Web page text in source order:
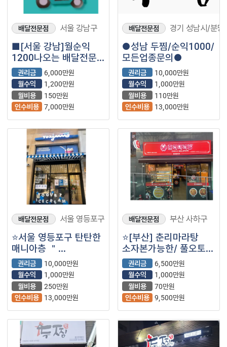
배달전문점 서울 강남구
■[서울 강남]월순익
1200나오는 배달전문
매장
저렴하게나왔습니다.■
권리금
6,000만원
월수익
1,200만원
월비용
150만원
인수비용 7,000만원
배달전문점 경기 성남시/분당
●성남 두찜/순익1000/
모든업종문의●
권리금
10,000만원
월수익
1,000만원
월비용
110만원
인수비용
13,000만원
배달전문점 서울 영등포구
⭐서울 영등포구 탄탄한
매니아층 ＂
요거트아이스크림의정
석＂ ＂요아정＂
입니다⭐
권리금
10,000만원
월수익
1,000만원
월비용
250만원
인수비용
13,000만원
배달전문점 부산 사하구
⭐️[부산] 춘리마라탕
소자본가능한/ 풀오토/
순익1000만원+@⭐️
권리금
6,500만원
월수익
1,000만원
월비용
70만원
인수비용 9,500만원